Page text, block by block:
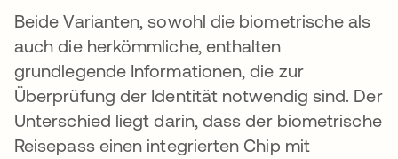
Beide Varianten, sowohl die biometrische als
auch die herkömmliche, enthalten
grundlegende Informationen, die zur
Überprüfung der Identität notwendig sind. Der
Unterschied liegt darin, dass der biometrische
Reisepass einen integrierten Chip mit